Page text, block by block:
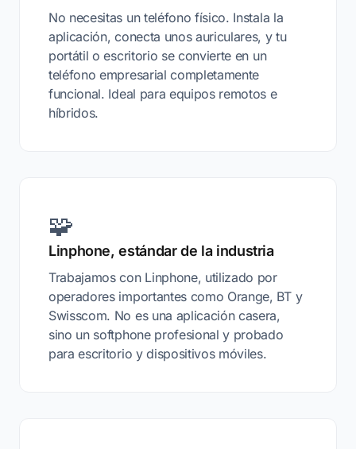
No necesitas un teléfono físico. Instala la
aplicación, conecta unos auriculares, y tu
portátil o escritorio se convierte en un
teléfono empresarial completamente
funcional. Ideal para equipos remotos e
híbridos.
🧩
Linphone, estándar de la industria
Trabajamos con Linphone, utilizado por
operadores importantes como Orange, BT y
Swisscom. No es una aplicación casera,
sino un softphone profesional y probado
para escritorio y dispositivos móviles.